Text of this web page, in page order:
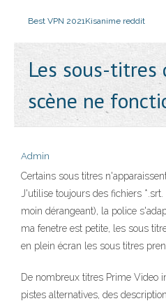
Best VPN 2021Kisanime reddit
Les sous-titres
scène ne
Admin
Certains sous titres
J'utilise toujours des fichiers
moin dérangeant), la police
ma fenetre est petite, les sous
en plein écran les sous titres
De nombreux titres Prime Video
pistes alternatives, des